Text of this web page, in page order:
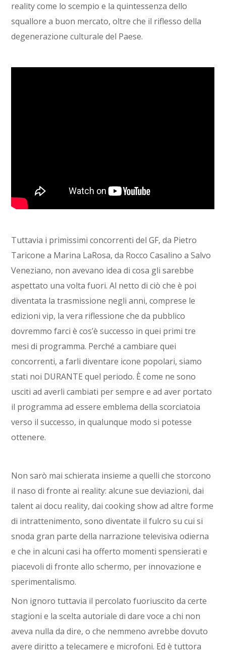
reality come lo scempio e la quintessenza dello
squallore a buon mercato, oltre che il riflesso della
degenerazione culturale del Paese.
Tuttavia i primissimi concorrenti del GF, da Pietro
Taricone a Marina LaRosa, da Rocco Casalino a Salvo
Veneziano, non avevano idea di cosa gli sarebbe
aspettato una volta fuori. Al netto di ciò che è poi
diventata la trasmissione negli anni, comprese le
edizioni vip, la vera riflessione che da pubblico
dovremmo farci è cos’è successo in quei primi tre
mesi di programma. Perché a cambiare quei
concorrenti, a farli diventare icone popolari, siamo
stati noi DURANTE quel periodo. È come ne sono
usciti ad averli cambiati per sempre e ad aver portato
il programma ad essere emblema della scorciatoia
verso il successo, in qualunque modo si potesse
ottenere.
Non sarò mai schierata insieme a quelli che storcono
il naso di fronte ai reality: alcune sue deviazioni, dai
talent ai docu reality, dai cooking show ad altre forme
di intrattenimento, sono diventate il fulcro su cui si
snoda gran parte della narrazione televisiva odierna
e che in alcuni casi ha offerto momenti spensierati e
piacevoli di fronte allo schermo, per innovazione e
sperimentalismo.
Non ignoro tuttavia il percolato fuoriuscito da certe
stagioni e la scelta autoriale di dare voce a chi non
aveva nulla da dire, o che nemmeno avrebbe dovuto
avere diritto a telecamere e microfoni. Ed è tuttora